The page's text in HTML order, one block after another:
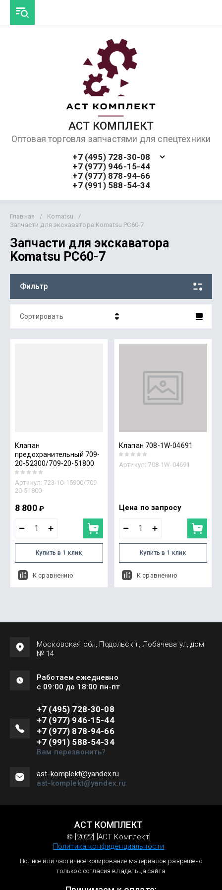
АСТ КОМПЛЕКТ
Оптовая торговля запчастями для спецтехники
+7 (495) 728-30-08
+7 (977) 946-15-44
+7 (977) 878-94-66
+7 (991) 588-54-34
Главная / Komatsu
/
Запчасти для экскаватора Komatsu PC60-7
Запчасти для экскаватора
Komatsu PC60-7
Фильтр
Сортировать
Клапан
предохранительный 709-
20-52300/709-20-51800
Артикул: 723-10-15900/709-
20-51800
8 800 ₽
Купить в 1 клик
К сравнению
Клапан 708-1W-04691
Артикул: 708-1W-04691
Цена по запросу
Купить в 1 клик
К сравнению
Московская обл, Подольск г, Лобачева ул, дом
№ 14
Работаем ежедневно
с 09:00 до 18:00 пн-пт
+7 (495) 728-30-08
+7 (977) 946-15-44
+7 (977) 878-94-66
+7 (991) 588-54-34
Вам перезвонить?
ast-komplekt@yandex.ru
ast-komplekt@yandex.ru
АСТ КОМПЛЕКТ
© [2022] [АСТ Комплект]
Политика конфиденциальности
Полное или частичное копирование материалов разрешено
только с согласия владельца сайта